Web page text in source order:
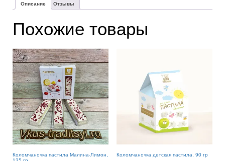
Описание Отзывы
Похожие товары
Коломчаночка пастила Малина-Лимон,
Коломчаночка детская пастила, 90 гр